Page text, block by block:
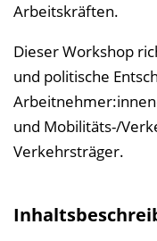
Arbeitskräften.
Dieser Workshop
und politische
und Mobilitäts-/
Verkehrsträger.